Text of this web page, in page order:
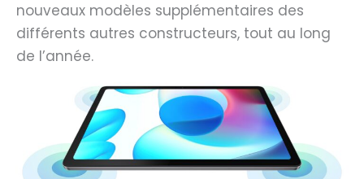
nouveaux modèles supplémentaires des
différents autres constructeurs, tout au long
de l’année.